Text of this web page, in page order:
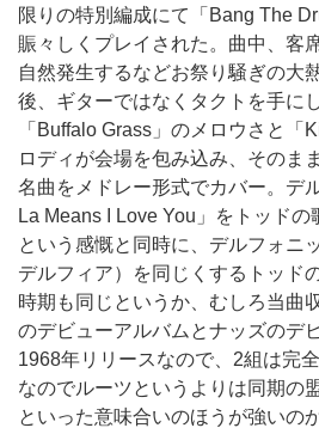
限りの特別編成にて「Bang The
賑々しくプレイされた。曲中、客
自然発生するなどお祭り騒ぎの大
後、ギターではなくタクトを手に
「Buffalo Grass」のメロウさと「
ロディが会場を包み込み、そのま
名曲をメドレー形式でカバー。デ
La Means I Love You」をトッド
という感慨と同時に、デルフォニ
デルフィア）を同じくするトッド
時期も同じというか、むしろ当曲
のデビューアルバムとナッズのデ
1968年リリースなので、2組は完
なのでルーツというよりは同期の
といった意味合いのほうが強いの